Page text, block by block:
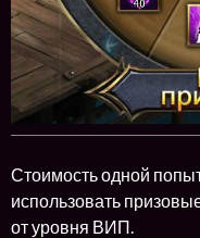
Стоимость одной
использовать
от уровня ВИП.